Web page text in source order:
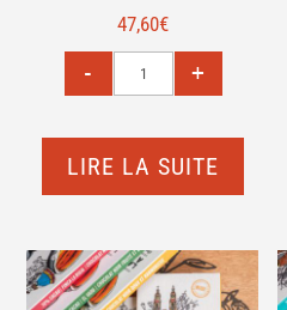
47,60€
LIRE LA SUITE